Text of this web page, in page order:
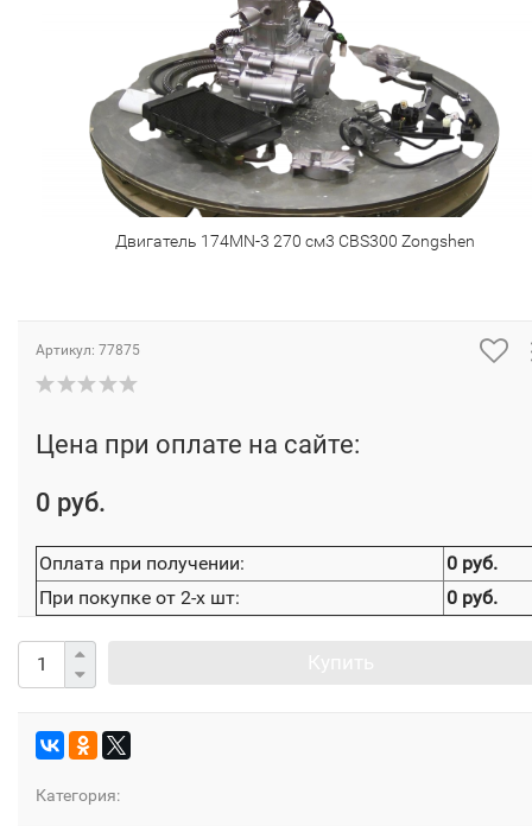
Двигатель 174MN-3 270 см3 CBS300 Zongshen
Артикул: 77875
Цена при оплате на сайте:
0 руб.
Оплата при получении:
0 руб.
При покупке от 2-х шт:
0 руб.
Категория: